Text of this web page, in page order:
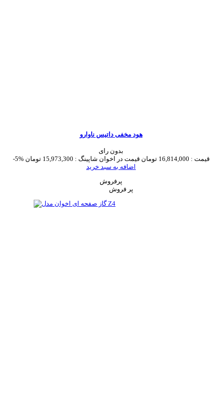
هود مخفی داتیس ناوارو
بدون رای
-5%
قیمت : 16,814,000 تومان قیمت در اخوان شاپینگ : 15,973,300 تومان
اضافه به سبد خرید
پرفروش